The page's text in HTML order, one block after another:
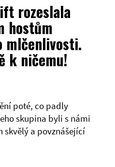
rozeslala
hostům
mlčenlivosti.
k ničemu!
poté, co padly
skupina byli s námi
skvělý a povznášející